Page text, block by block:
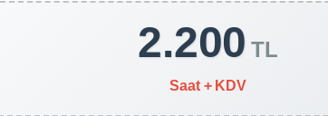
2.200 TL
Saat + KDV